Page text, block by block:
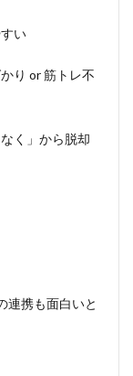
い
or 筋トレ不
く」から脱却
連携も面白いと